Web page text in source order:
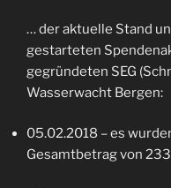
… der aktuelle Stand
gestarteten
gegründeten SEG
Wasserwacht Bergen:
05.02.2018 – es
Gesamtbetrag von